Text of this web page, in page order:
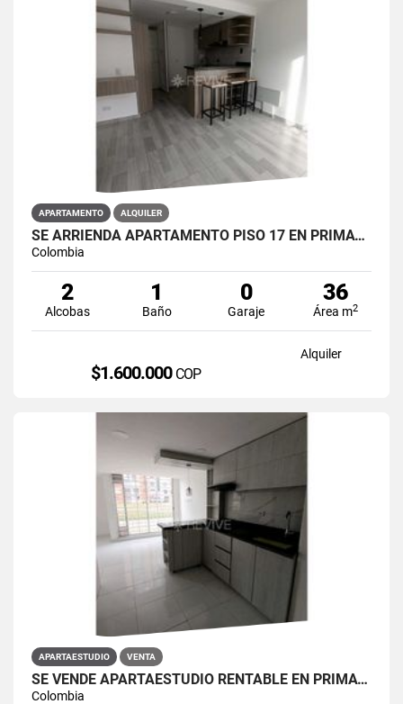
APARTAMENTO ALQUILER
SE ARRIENDA APARTAMENTO PISO 17 EN PRIMAVERA 6-39 PUENTE ARANDA
Colombia
2
Alcobas
1
Baño
0
Garaje
36
Área m2
Alquiler
$1.600.000 COP
APARTAESTUDIO VENTA
SE VENDE APARTAESTUDIO RENTABLE EN PRIMAVERA 6-39 ET 2
Colombia